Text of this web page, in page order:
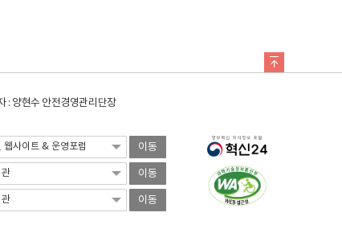
: 양현수 안전경영관리단장
이동
이동
이동